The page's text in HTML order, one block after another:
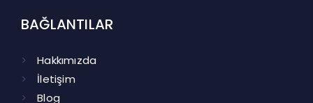
BAĞLANTILAR
Hakkımızda
İletişim
Blog